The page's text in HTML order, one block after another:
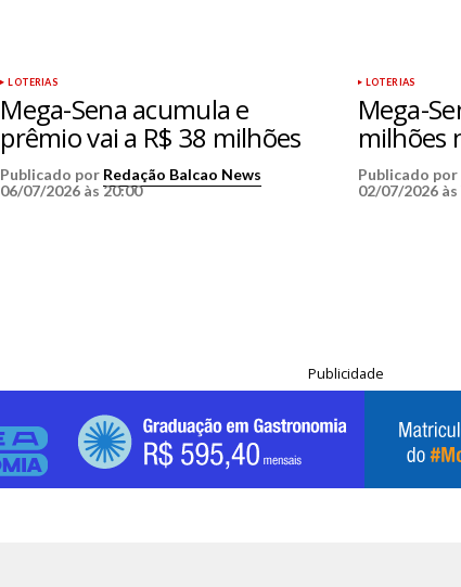
LOTERIAS
Mega-Sena acumula e
prêmio vai a R$ 38 milhões
Publicado por Redação Balcao News
06/07/2026 às 20:00
LOTERIAS
Mega-
milhões
Publicado por
02/07/2026 às
Publicidade